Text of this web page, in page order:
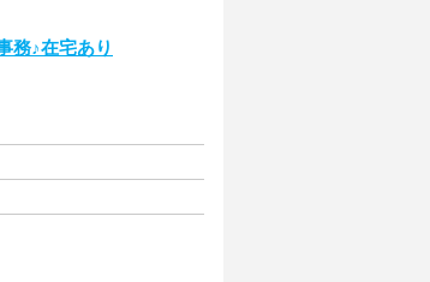
務♪在宅あり